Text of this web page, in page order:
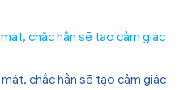
chắc hẳn sẽ tạo cảm giác